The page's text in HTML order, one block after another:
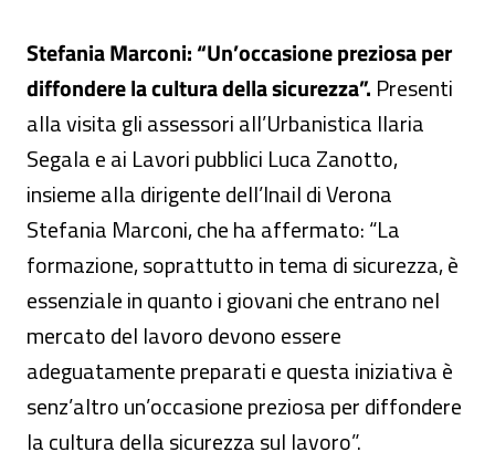
Stefania Marconi: “Un’occasione preziosa per
diffondere la cultura della sicurezza”. Presenti
alla visita gli assessori all’Urbanistica Ilaria
Segala e ai Lavori pubblici Luca Zanotto,
insieme alla dirigente dell’Inail di Verona
Stefania Marconi, che ha affermato: “La
formazione, soprattutto in tema di sicurezza, è
essenziale in quanto i giovani che entrano nel
mercato del lavoro devono essere
adeguatamente preparati e questa iniziativa è
senz’altro un’occasione preziosa per diffondere
la cultura della sicurezza sul lavoro”.